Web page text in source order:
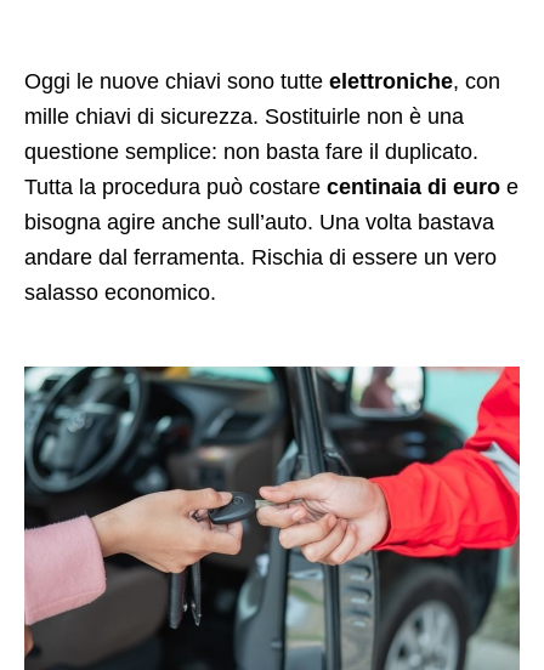
Oggi le nuove chiavi sono tutte elettroniche, con
mille chiavi di sicurezza. Sostituirle non è una
questione semplice: non basta fare il duplicato.
Tutta la procedura può costare centinaia di euro e
bisogna agire anche sull’auto. Una volta bastava
andare dal ferramenta. Rischia di essere un vero
salasso economico.